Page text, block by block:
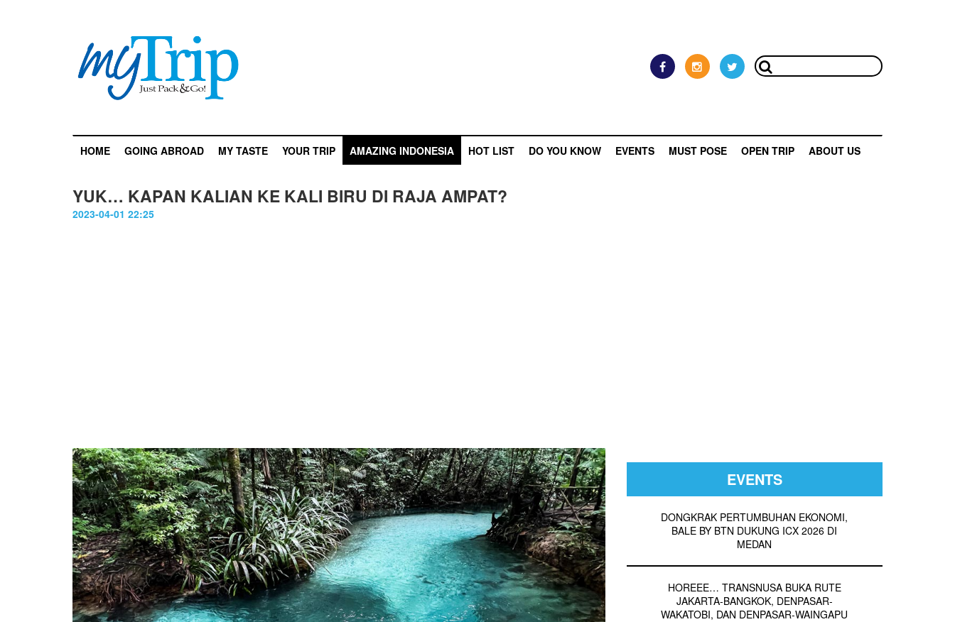
HOME GOING ABROAD MY TASTE YOUR TRIP AMAZING INDONESIA HOT LIST DO YOU KNOW EVENTS MUST POSE OPEN TRIP ABOUT US
YUK… KAPAN KALIAN KE KALI BIRU DI RAJA AMPAT?
2023-04-01 22:25
EVENTS
DONGKRAK PERTUMBUHAN EKONOMI,
BALE BY BTN DUKUNG ICX 2026 DI
MEDAN
HOREEE… TRANSNUSA BUKA RUTE
JAKARTA-BANGKOK, DENPASAR-
WAKATOBI, DAN DENPASAR-WAINGAPU